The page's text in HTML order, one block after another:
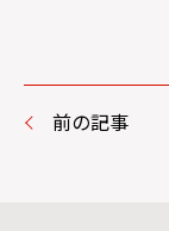
前の記事